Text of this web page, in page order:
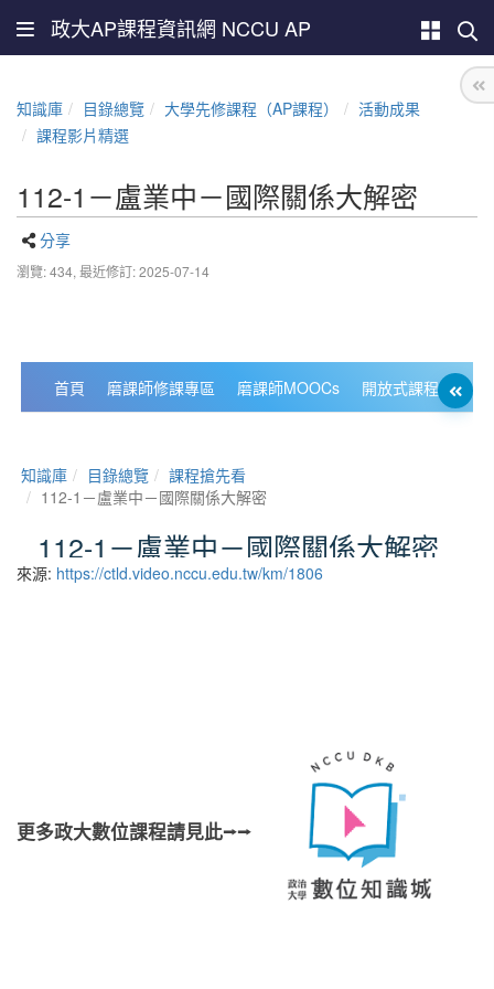
政大AP課程資訊網 NCCU AP
知識庫 目錄總覽 大學先修課程（AP課程）
活動成果
課程影片精選
112-1－盧業中－國際關係大解密
分享
瀏覽: 434, 最近修訂: 2025-07-14
來源: https://ctld.video.nccu.edu.tw/km/1806
更多政大數位課程請見此⭢⭢